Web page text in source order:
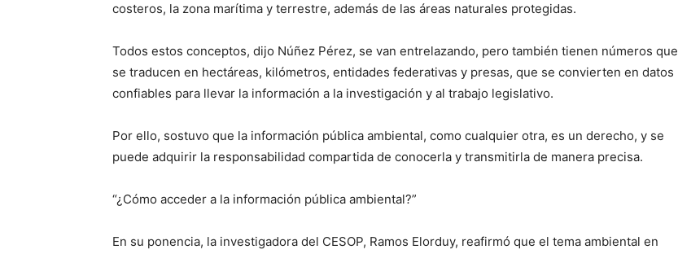
costeros, la zona marítima y terrestre, además de las áreas naturales protegidas.
Todos estos conceptos, dijo Núñez Pérez, se van entrelazando, pero también tienen números que
se traducen en hectáreas, kilómetros, entidades federativas y presas, que se convierten en datos
confiables para llevar la información a la investigación y al trabajo legislativo.
Por ello, sostuvo que la información pública ambiental, como cualquier otra, es un derecho, y se
puede adquirir la responsabilidad compartida de conocerla y transmitirla de manera precisa.
“¿Cómo acceder a la información pública ambiental?”
En su ponencia, la investigadora del CESOP, Ramos Elorduy, reafirmó que el tema ambiental en